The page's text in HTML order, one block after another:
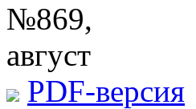
№869,
август
PDF-версия